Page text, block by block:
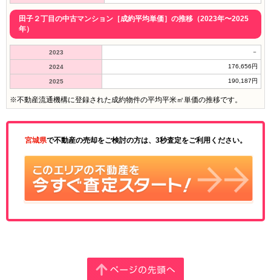
田子２丁目の中古マンション［成約平均単価］の推移（2023年〜2025
年）
2023 －
2024 176,656円
2025 190,187円
※不動産流通機構に登録された成約物件の平均平米㎡単価の推移です。
宮城県で不動産の売却をご検討の方は、3秒査定をご利用ください。